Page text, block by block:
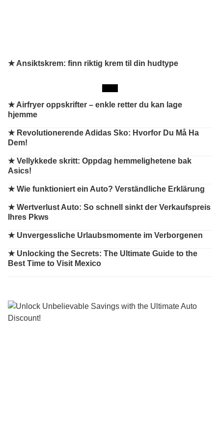
★ Ansiktskrem: finn riktig krem til din hudtype
★Airfryer oppskrifter – enkle retter du kan lage
hjemme
★ Revolutionerende Adidas Sko: Hvorfor Du Må Ha
Dem!
★Vellykkede skritt: Oppdag hemmelighetene bak
Asics!
★Wie funktioniert ein Auto? Verständliche Erklärung
★Wertverlust Auto: So schnell sinkt der Verkaufspreis
Ihres Pkws
★ Unvergessliche Urlaubsmomente im Verborgenen
★ Unlocking the Secrets: The Ultimate Guide to the
Best Time to Visit Mexico